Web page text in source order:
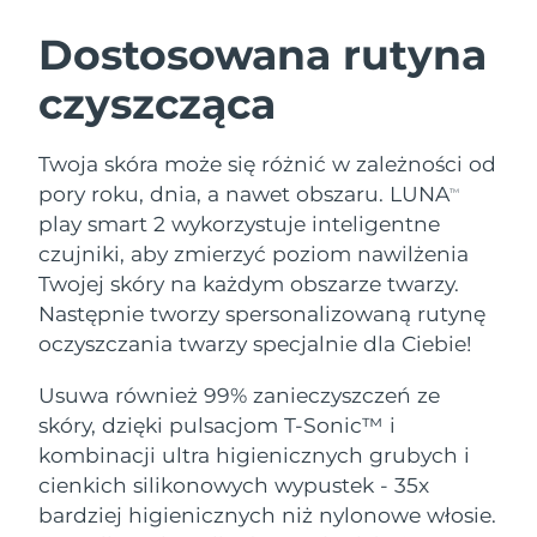
Dostosowana rutyna
czyszcząca
Twoja skóra może się różnić w zależności od
pory roku, dnia, a nawet obszaru. LUNATM
play smart 2 wykorzystuje inteligentne
czujniki, aby zmierzyć poziom nawilżenia
Twojej skóry na każdym obszarze twarzy.
Następnie tworzy spersonalizowaną rutynę
oczyszczania twarzy specjalnie dla Ciebie!
Usuwa również 99% zanieczyszczeń ze
skóry, dzięki pulsacjom T-Sonic™ i
kombinacji ultra higienicznych grubych i
cienkich silikonowych wypustek - 35x
bardziej higienicznych niż nylonowe włosie.
Oczyszczanie twarzy
LUNA™ 4 zestaw
Anti-aging massage
LUNA™ 4 Plus
Massage, LED heating
LUNA™ 4 Men
For men, anti-aging massage
Lifting twarzy
BEAR™ 2 zestaw
Microcurrent toning
BEAR™ 2 go
Microcurrent toning on-the-go
BEAR™ 2 eyes & lips
Microcurrent line smoothing device
Nawilżenie
UFO™ 3 zestaw
Deep facial hydration
UFO™ 3 LED
Near-infrared and red light therapy
device
Pielęgnacja jamy
ustnej
issa™ 4
Hybrid silicone sonic toothbrush
issa™ 4 plus
Smart hybrid silicone sonic toothbrush
FAQ™ ZABIEG ANTI-AGING
Anti-aging Zabiegi LED
NEW
Australia
Austria
Oczekiwany czas dostawy
Bahrajn
Oczekiwany czas dostawy
11/8/26
Belgia
Oczekiwany czas dostawy
10/8/26
Bermudy
Bośnia i
Hercegowina
Oczekiwany czas dostawy
Oczekiwany czas dostawy